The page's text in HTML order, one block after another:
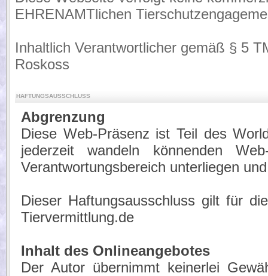
EHRENAMTlichen
Inhaltlich Verantwortlicher gemäß § 5
Roskoss
HAFTUNGSAUSSCHLUSS
Abgrenzung
Diese Web-Präsenz ist Teil des
jederzeit wandeln könnenden
Verantwortungsbereich unterliegen
Dieser Haftungsausschluss gilt für
Tiervermittlung.de
Inhalt des Onlineangebotes
Der Autor übernimmt keinerlei